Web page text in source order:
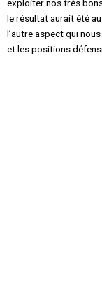
exploiter nos très
le résultat aurait été
l’autre aspect qui
et les positions
entraînements.